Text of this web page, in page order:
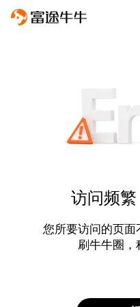
访问频
您所要访问的页面
刷牛牛圈，